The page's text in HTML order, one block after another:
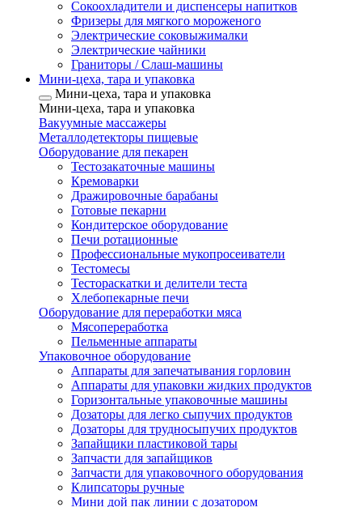
Сокоохладители и диспенсеры напитков
Фризеры для мягкого мороженого
Электрические соковыжималки
Электрические чайники
Граниторы / Слаш-машины
Мини-цеха, тара и упаковка
Мини-цеха, тара и упаковка
Мини-цеха, тара и упаковка
Вакуумные массажеры
Металлодетекторы пищевые
Оборудование для пекарен
Тестозакаточные машины
Кремоварки
Дражировочные барабаны
Готовые пекарни
Кондитерское оборудование
Печи ротационные
Профессиональные мукопросеиватели
Тестомесы
Тестораскатки и делители теста
Хлебопекарные печи
Оборудование для переработки мяса
Мясопереработка
Пельменные аппараты
Упаковочное оборудование
Аппараты для запечатывания горловин
Аппараты для упаковки жидких продуктов
Горизонтальные упаковочные машины
Дозаторы для легко сыпучих продуктов
Дозаторы для трудносыпучих продуктов
Запайщики пластиковой тары
Запчасти для запайщиков
Запчасти для упаковочного оборудования
Клипсаторы ручные
Мини дой пак линии с дозатором